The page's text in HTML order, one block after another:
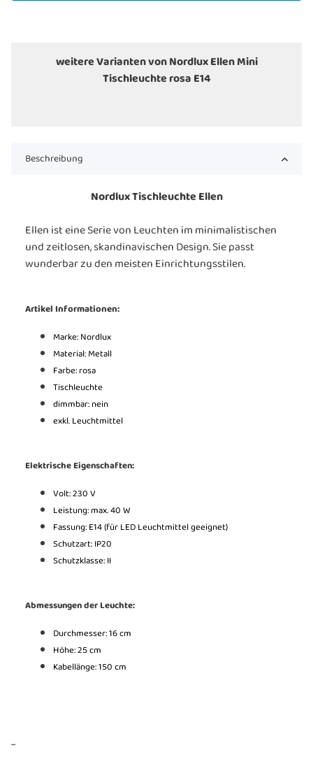
weitere Varianten von Nordlux Ellen Mini
Tischleuchte rosa E14
Beschreibung
Nordlux Tischleuchte Ellen
Ellen ist eine Serie von Leuchten im minimalistischen
und zeitlosen, skandinavischen Design. Sie passt
wunderbar zu den meisten Einrichtungsstilen.
Artikel Informationen:
Marke: Nordlux
Material: Metall
Farbe: rosa
Tischleuchte
dimmbar: nein
exkl. Leuchtmittel
Elektrische Eigenschaften:
Volt: 230 V
Leistung: max. 40 W
Fassung: E14 (für LED Leuchtmittel geeignet)
Schutzart: IP20
Schutzklasse: II
Abmessungen der Leuchte:
Durchmesser: 16 cm
Höhe: 25 cm
Kabellänge: 150 cm
...